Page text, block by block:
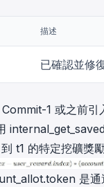
描述
已確認並修
1 或之前引
t1 的特定挖礦獎
是通